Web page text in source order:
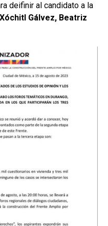
deifinir al candidato a la
Xóchitl Gálvez, Beatriz